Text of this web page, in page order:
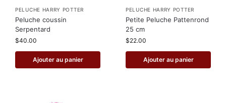
PELUCHE HARRY POTTER
Peluche coussin
Serpentard
$40.00
Ajouter au panier
PELUCHE HARRY POTTER
Petite Peluche Pattenrond
25 cm
$22.00
Ajouter au panier